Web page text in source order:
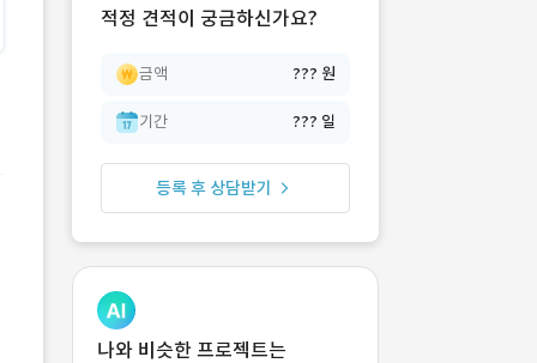
적정 견적이 궁금하신가요?
금액 ??? 원
기간 ??? 일
등록 후 상담받기
나와 비슷한 프로젝트는